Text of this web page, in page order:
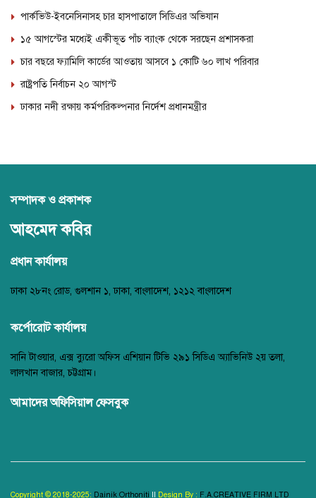
পার্কভিউ-ইবনেসিনাসহ চার হাসপাতালে সিডিএর অভিযান
১৫ আগস্টের মধ্যেই একীভূত পাঁচ ব্যাংক থেকে সরছেন প্রশাসকরা
চার বছরে ফ্যামিলি কার্ডের আওতায় আসবে ১ কোটি ৬০ লাখ পরিবার
রাষ্ট্রপতি নির্বাচন ২০ আগস্ট
ঢাকার নদী রক্ষায় কর্মপরিকল্পনার নির্দেশ প্রধানমন্ত্রীর
সম্পাদক ও প্রকাশক
আহমেদ কবির
প্রধান কার্যালয়
ঢাকা ২৮নং রোড, গুলশান ১, ঢাকা, বাংলাদেশ, ১২১২ বাংলাদেশ
কর্পোরোট কার্যালয়
সানি টাওয়ার, এক্স ব্যুরো অফিস এশিয়ান টিভি ২৯১ সিডিএ অ্যাভিনিউ ২য় তলা,
লালখান বাজার, চট্টগ্রাম।
আমাদের অফিসিয়াল ফেসবুক
Copyright © 2018-2025: Dainik Orthoniti II Design By : F.A.CREATIVE FIRM LTD